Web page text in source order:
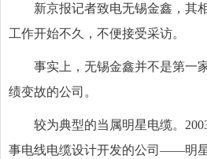
新京报记者致电无锡金鑫，其
工作开始不久，不便接受采访。
事实上，无锡金鑫并不是第一家
绩变故的公司。
较为典型的当属明星电缆。
事电线电缆设计开发的公司——明